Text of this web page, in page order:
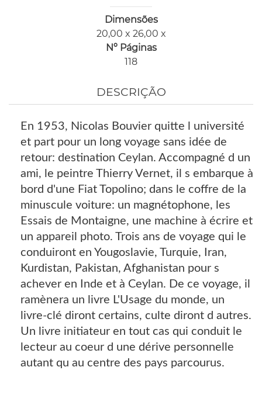
Dimensões
20,00 x 26,00 x
Nº Páginas
118
DESCRIÇÃO
En 1953, Nicolas Bouvier quitte l université
et part pour un long voyage sans idée de
retour: destination Ceylan. Accompagné d un
ami, le peintre Thierry Vernet, il s embarque à
bord d'une Fiat Topolino; dans le coffre de la
minuscule voiture: un magnétophone, les
Essais de Montaigne, une machine à écrire et
un appareil photo. Trois ans de voyage qui le
conduiront en Yougoslavie, Turquie, Iran,
Kurdistan, Pakistan, Afghanistan pour s
achever en Inde et à Ceylan. De ce voyage, il
ramènera un livre L'Usage du monde, un
livre-clé diront certains, culte diront d autres.
Un livre initiateur en tout cas qui conduit le
lecteur au coeur d une dérive personnelle
autant qu au centre des pays parcourus.